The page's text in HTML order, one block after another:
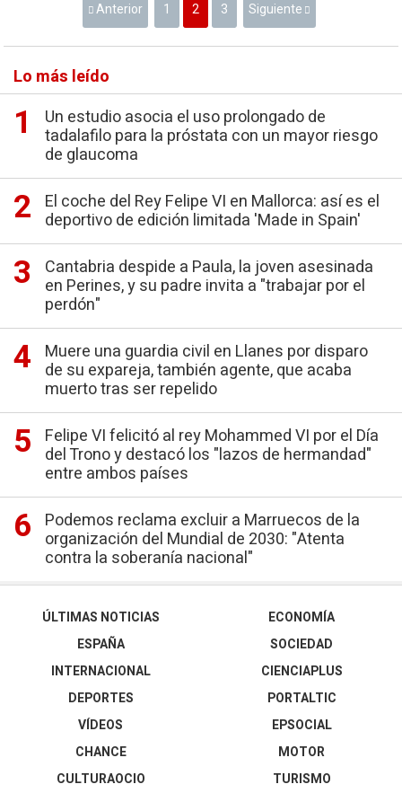
Anterior 1 2 3 Siguiente
Lo más leído
Un estudio asocia el uso prolongado de
tadalafilo para la próstata con un mayor riesgo
de glaucoma
El coche del Rey Felipe VI en Mallorca: así es el
deportivo de edición limitada 'Made in Spain'
Cantabria despide a Paula, la joven asesinada
en Perines, y su padre invita a "trabajar por el
perdón"
Muere una guardia civil en Llanes por disparo
de su expareja, también agente, que acaba
muerto tras ser repelido
Felipe VI felicitó al rey Mohammed VI por el Día
del Trono y destacó los "lazos de hermandad"
entre ambos países
Podemos reclama excluir a Marruecos de la
organización del Mundial de 2030: "Atenta
contra la soberanía nacional"
ÚLTIMAS NOTICIAS
ESPAÑA
INTERNACIONAL
DEPORTES
VÍDEOS
ECONOMÍA
SOCIEDAD
CIENCIAPLUS
PORTALTIC
EPSOCIAL
CHANCE
CULTURAOCIO
MOTOR
TURISMO